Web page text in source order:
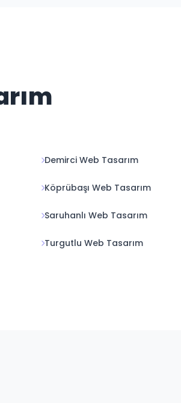
Demirci Web Tasarım
Köprübaşı Web Tasarım
Saruhanlı Web Tasarım
Turgutlu Web Tasarım